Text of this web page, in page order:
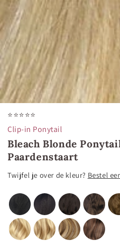
⭐⭐⭐⭐⭐
Clip-in Ponytail
Bleach Blonde
Paardenstaart
Twijfel je over de kleur? Bestel